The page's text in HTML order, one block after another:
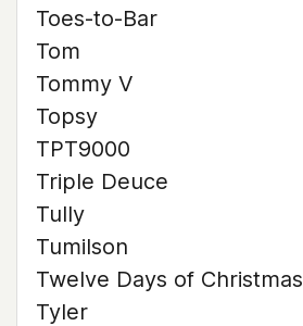
Toes-to-Bar
Tom
Tommy V
Topsy
TPT9000
Triple Deuce
Tully
Tumilson
Twelve Days of Christmas
Tyler